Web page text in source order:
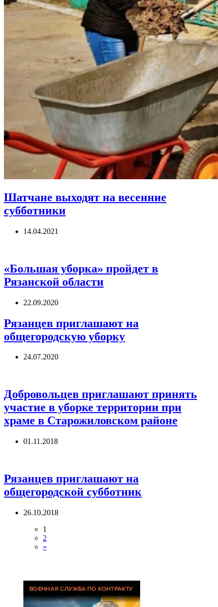
Шатчане выходят на весенние
субботники
14.04.2021
«Большая уборка» пройдет в
Рязанской области
22.09.2020
Рязанцев приглашают на
общегородскую уборку
24.07.2020
Добровольцев приглашают принять
участие в уборке территории при
храме в Старожиловском районе
01.11.2018
Рязанцев приглашают на
общегородской субботник
26.10.2018
1
2
»